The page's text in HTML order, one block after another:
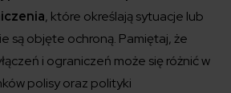
, które określają sytuacje lub
są objęte ochroną. Pamiętaj, że
i ograniczeń może się różnić w
polisy oraz polityki